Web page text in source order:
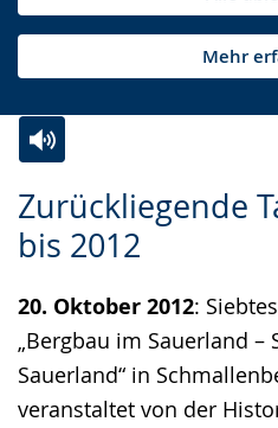
Mehr
Zurückliegende
bis 2012
20. Oktober 2012:
„Bergbau im Sauerland –
Sauerland“ in
veranstaltet von der
Leichten
Sprache
Audio-
Unterstützung.
Video
in
Gebärdensprache
wird
angezeigt.